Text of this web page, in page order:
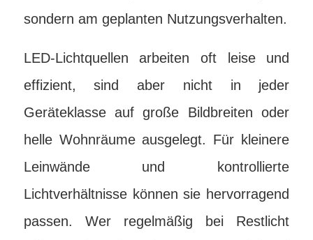
sondern am geplanten Nutzungsverhalten.
LED-Lichtquellen arbeiten oft leise und
effizient, sind aber nicht in jeder
Geräteklasse auf große Bildbreiten oder
helle Wohnräume ausgelegt. Für kleinere
Leinwände und kontrollierte
Lichtverhältnisse können sie hervorragend
passen. Wer regelmäßig bei Restlicht